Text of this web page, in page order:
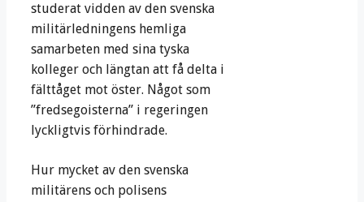
studerat vidden av den svenska
militärledningens hemliga
samarbeten med sina tyska
kolleger och längtan att få delta i
fälttåget mot öster. Något som
”fredsegoisterna” i regeringen
lyckligtvis förhindrade.
Hur mycket av den svenska
militärens och polisens